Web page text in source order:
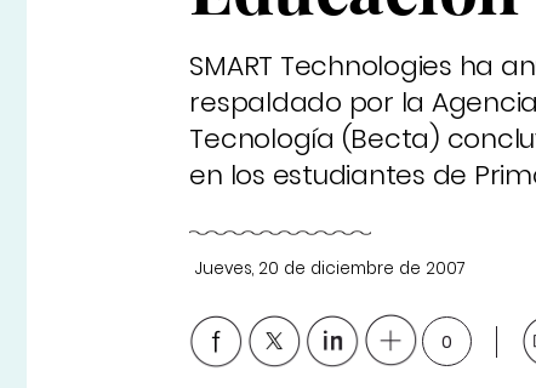
SMART Technologies ha
respaldado por la
Tecnología (Becta)
en los estudiantes de
Jueves, 20 de diciembre de 2007
0